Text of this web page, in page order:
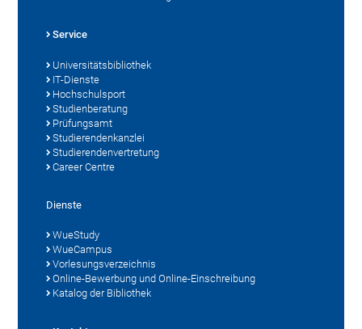
Service
Universitätsbibliothek
IT-Dienste
Hochschulsport
Studienberatung
Prüfungsamt
Studierendenkanzlei
Studierendenvertretung
Career Centre
Dienste
WueStudy
WueCampus
Vorlesungsverzeichnis
Online-Bewerbung und Online-Einschreibung
Katalog der Bibliothek